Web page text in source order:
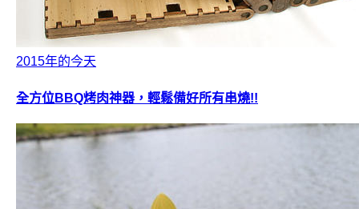
2015年的今天
全方位BBQ烤肉神器，輕鬆備好所有串燒!!